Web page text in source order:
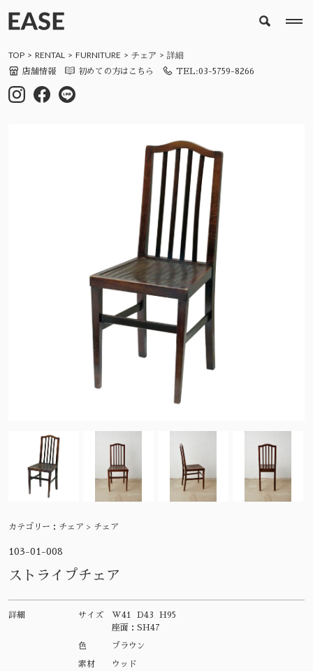
TOP RENTAL FURNITURE チェア 詳細
店舗情報 初めての方はこちら TEL:03-5759-8266
カテゴリー： チェア > チェア
103-01-008
ストライプチェア
詳細 サイズ
W41 D43 H95
座面：SH47
色 ブラウン
素材 ウッド